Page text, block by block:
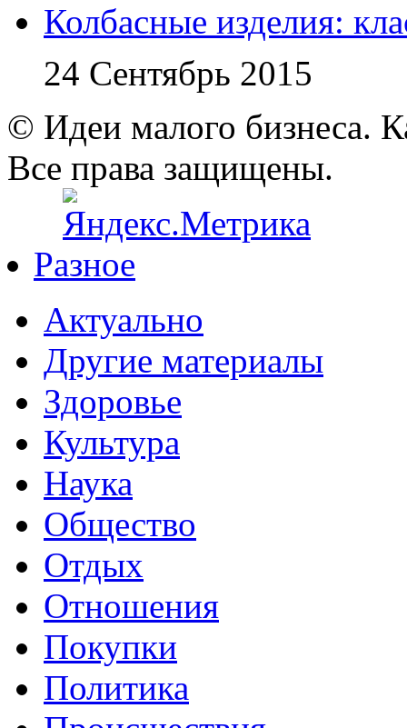
Колбасные изделия:
24 Сентябрь 2015
© Идеи малого бизнеса.
Все права защищены.
Разное
Актуально
Другие материалы
Здоровье
Культура
Наука
Общество
Отдых
Отношения
Покупки
Политика